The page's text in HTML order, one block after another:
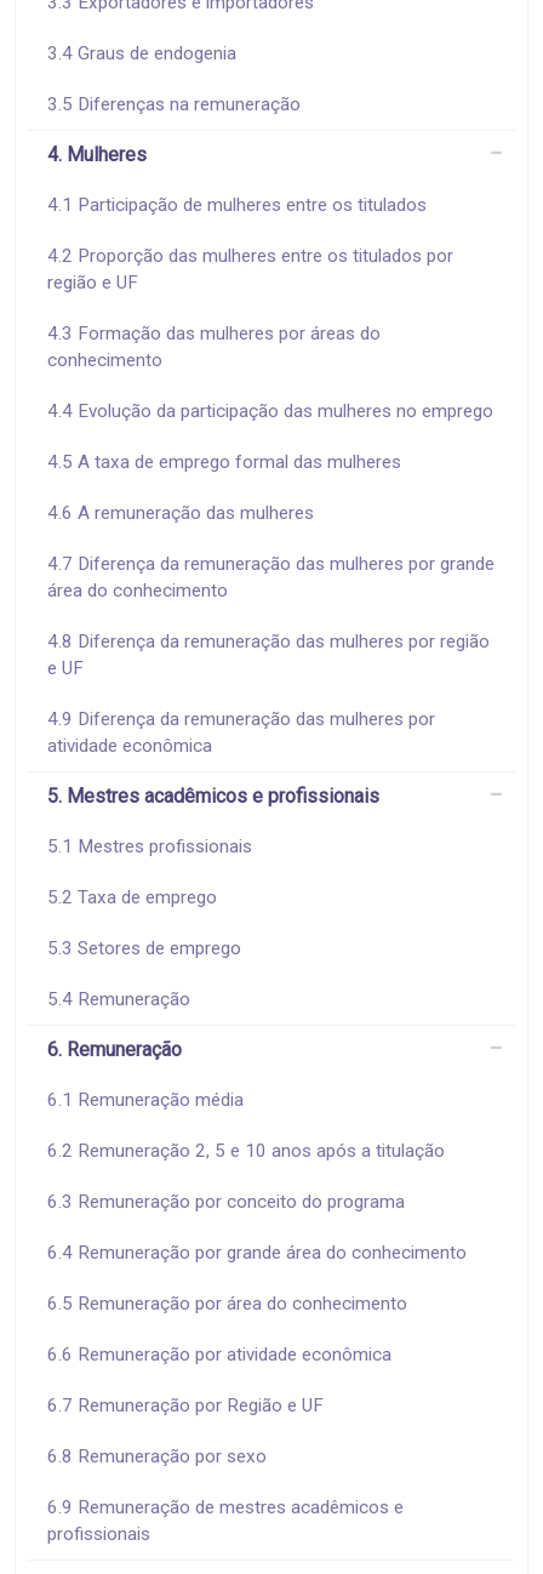
3.4 Graus de endogenia
3.5 Diferenças na remuneração
4. Mulheres
4.1 Participação de mulheres entre os titulados
4.2 Proporção das mulheres entre os titulados por
região e UF
4.3 Formação das mulheres por áreas do
conhecimento
4.4 Evolução da participação das mulheres no emprego
4.5 A taxa de emprego formal das mulheres
4.6 A remuneração das mulheres
4.7 Diferença da remuneração das mulheres por grande
área do conhecimento
4.8 Diferença da remuneração das mulheres por região
e UF
4.9 Diferença da remuneração das mulheres por
atividade econômica
5. Mestres acadêmicos e profissionais
5.1 Mestres profissionais
5.2 Taxa de emprego
5.3 Setores de emprego
5.4 Remuneração
6. Remuneração
6.1 Remuneração média
6.2 Remuneração 2, 5 e 10 anos após a titulação
6.3 Remuneração por conceito do programa
6.4 Remuneração por grande área do conhecimento
6.5 Remuneração por área do conhecimento
6.6 Remuneração por atividade econômica
6.7 Remuneração por Região e UF
6.8 Remuneração por sexo
6.9 Remuneração de mestres acadêmicos e
profissionais